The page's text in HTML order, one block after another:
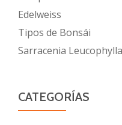
Edelweiss
Tipos de Bonsái
Sarracenia
CATEGORÍAS